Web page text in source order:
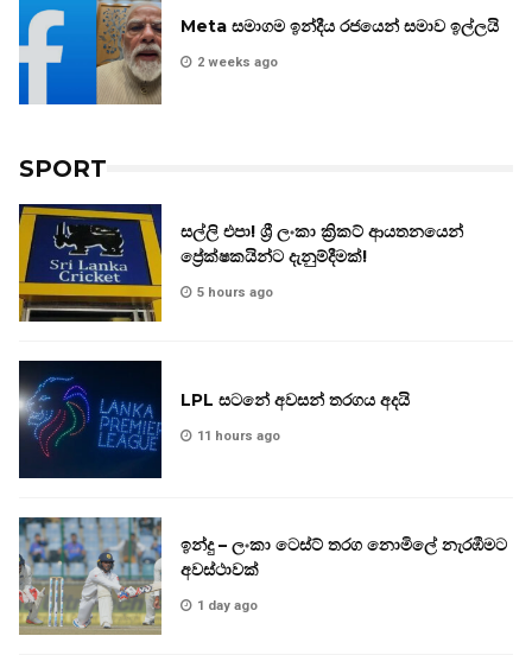
Meta සමාගම ඉන්දීය රජයෙන් සමාව ඉල්ලයි
2 weeks ago
SPORT
සල්ලි එපා! ශ්‍රී ලංකා ක්‍රිකට් ආයතනයෙන්
ප්‍රේක්ෂකයින්ට දැනුම්දීමක්!
5 hours ago
LPL සටනේ අවසන් තරගය අදයි
11 hours ago
ඉන්දු – ලංකා ටෙස්ට් තරග නොමිලේ නැරඹීමට
අවස්ථාවක්
1 day ago